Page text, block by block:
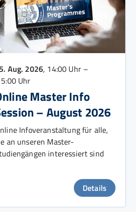
Aug. 2026, 14:00 Uhr –
Uhr
Master Info
– August 2026
Infoveranstaltung für alle,
an unseren Master-
interessiert sind
Details